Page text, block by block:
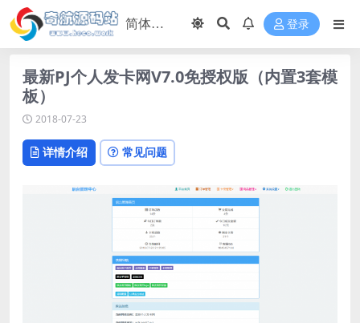
登录
最新PJ个人发卡网V7.0免授权版（内置3套模
板）
2018-07-23
详情介绍 常见问题